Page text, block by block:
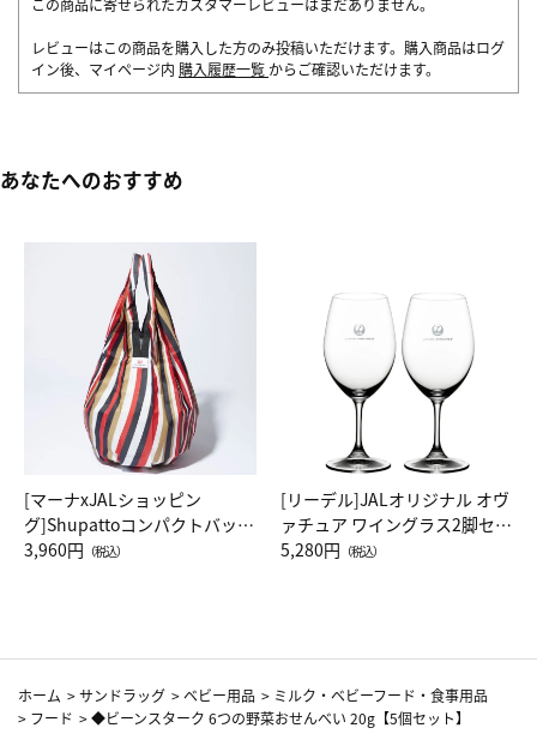
レビューはこの商品を購入した方のみ投稿いただけます。購入商品はログ
イン後、マイページ内 購入履歴一覧 からご確認いただけます。
あなたへのおすすめ
[マーナxJALショッピン
グ]Shupattoコンパクトバッグ
Drop JAL客室乗務員（LC）ス
3,960円 （税込）
[リーデル]JALオリジナル オヴ
ァチュア ワイングラス2脚セッ
ト（レッドワイン）
5,280円 （税込）
ホーム >サンドラッグ >ベビー用品 > ミルク・ベビーフード・食事用品
> フード >◆ビーンスターク 6つの野菜おせんべい 20g【5個セット】